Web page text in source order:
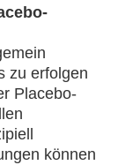
zu erfolgen
Placebo-
können